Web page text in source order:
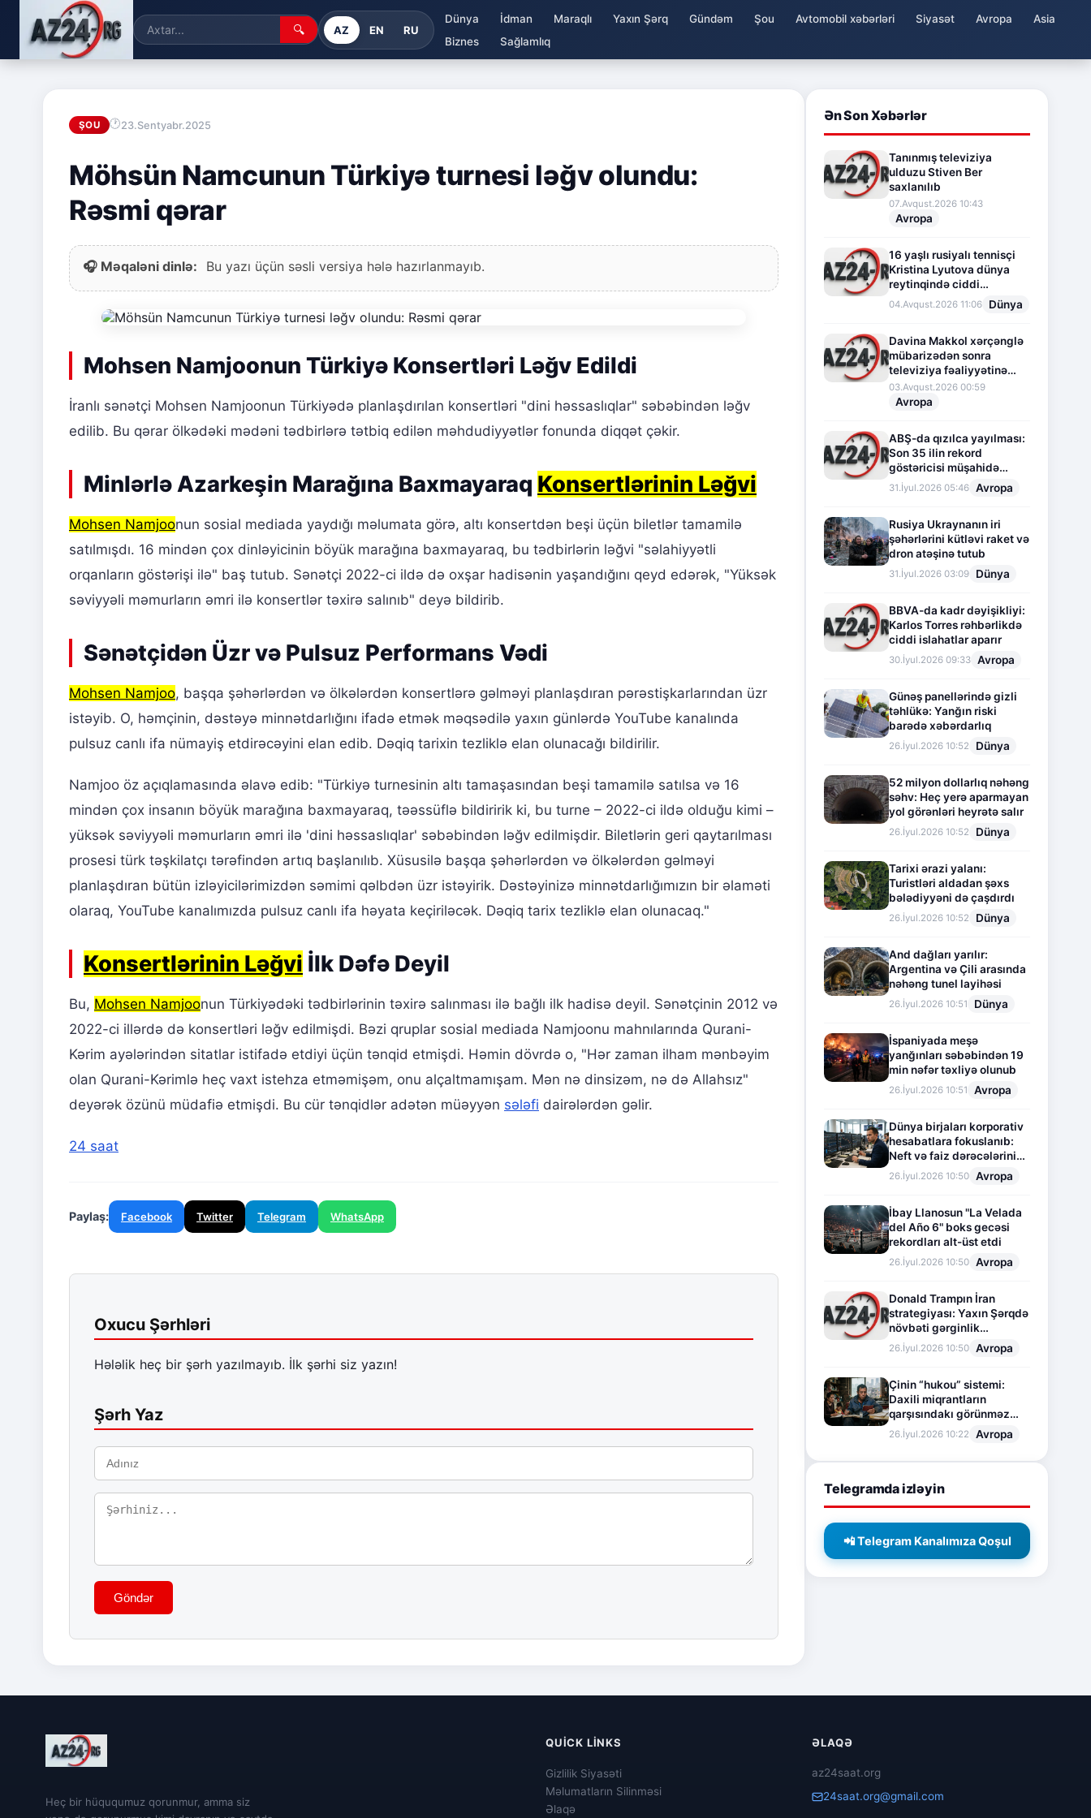
🔍 AZ EN RU
Dünya İdman Maraqlı Yaxın Şərq Gündəm Şou Avtomobil xəbərləri Siyasət Avropa
Asia
Biznes
Sağlamlıq
ŞOU 23.Sentyabr.2025
Möhsün Namcunun Türkiyə turnesi ləğv olundu:
Rəsmi qərar
🎧 Məqaləni dinlə: Bu yazı üçün səsli versiya hələ hazırlanmayıb.
Mohsen Namjoonun Türkiyə Konsertləri Ləğv Edildi
İranlı sənətçi Mohsen Namjoonun Türkiyədə planlaşdırılan konsertləri "dini həssaslıqlar" səbəbindən ləğv
edilib. Bu qərar ölkədəki mədəni tədbirlərə tətbiq edilən məhdudiyyətlər fonunda diqqət çəkir.
Minlərlə Azarkeşin Marağına Baxmayaraq Konsertlərinin Ləğvi
Mohsen Namjoonun sosial mediada yaydığı məlumata görə, altı konsertdən beşi üçün biletlər tamamilə
satılmışdı. 16 mindən çox dinləyicinin böyük marağına baxmayaraq, bu tədbirlərin ləğvi "səlahiyyətli
orqanların göstərişi ilə" baş tutub. Sənətçi 2022-ci ildə də oxşar hadisənin yaşandığını qeyd edərək, "Yüksək
səviyyəli məmurların əmri ilə konsertlər təxirə salınıb" deyə bildirib.
Sənətçidən Üzr və Pulsuz Performans Vədi
Mohsen Namjoo, başqa şəhərlərdən və ölkələrdən konsertlərə gəlməyi planlaşdıran pərəstişkarlarından üzr
istəyib. O, həmçinin, dəstəyə minnətdarlığını ifadə etmək məqsədilə yaxın günlərdə YouTube kanalında
pulsuz canlı ifa nümayiş etdirəcəyini elan edib. Dəqiq tarixin tezliklə elan olunacağı bildirilir.
Namjoo öz açıqlamasında əlavə edib: "Türkiyə turnesinin altı tamaşasından beşi tamamilə satılsa və 16
mindən çox insanın böyük marağına baxmayaraq, təəssüflə bildiririk ki, bu turne – 2022-ci ildə olduğu kimi –
yüksək səviyyəli məmurların əmri ilə 'dini həssaslıqlar' səbəbindən ləğv edilmişdir. Biletlərin geri qaytarılması
prosesi türk təşkilatçı tərəfindən artıq başlanılıb. Xüsusilə başqa şəhərlərdən və ölkələrdən gəlməyi
planlaşdıran bütün izləyicilərimizdən səmimi qəlbdən üzr istəyirik. Dəstəyinizə minnətdarlığımızın bir əlaməti
olaraq, YouTube kanalımızda pulsuz canlı ifa həyata keçiriləcək. Dəqiq tarix tezliklə elan olunacaq."
Konsertlərinin Ləğvi İlk Dəfə Deyil
Bu, Mohsen Namjoonun Türkiyədəki tədbirlərinin təxirə salınması ilə bağlı ilk hadisə deyil. Sənətçinin 2012 və
2022-ci illərdə də konsertləri ləğv edilmişdi. Bəzi qruplar sosial mediada Namjoonu mahnılarında Qurani-
Kərim ayələrindən sitatlar istifadə etdiyi üçün tənqid etmişdi. Həmin dövrdə o, "Hər zaman ilham mənbəyim
olan Qurani-Kərimlə heç vaxt istehza etməmişəm, onu alçaltmamışam. Mən nə dinsizəm, nə də Allahsız"
deyərək özünü müdafiə etmişdi. Bu cür tənqidlər adətən müəyyən sələfi dairələrdən gəlir.
24 saat
Paylaş: Facebook Twitter Telegram WhatsApp
Oxucu Şərhləri
Hələlik heç bir şərh yazılmayıb. İlk şərhi siz yazın!
Şərh Yaz
Göndər
Ən Son Xəbərlər
Tanınmış televiziya
ulduzu Stiven Ber
saxlanılıb
07.Avqust.2026 10:43
Avropa
16 yaşlı rusiyalı tennisçi
Kristina Lyutova dünya
reytinqində ciddi
irəliləyişə imza atdı
04.Avqust.2026 11:06 Dünya
Davina Makkol xərçənglə
mübarizədən sonra
televiziya fəaliyyətinə
fasilə verir
03.Avqust.2026 00:59
Avropa
ABŞ-da qızılca yayılması:
Son 35 ilin rekord
göstəricisi müşahidə
olunur
31.İyul.2026 05:46 Avropa
Rusiya Ukraynanın iri
şəhərlərini kütləvi raket və
dron atəşinə tutub
31.İyul.2026 03:09 Dünya
BBVA-da kadr dəyişikliyi:
Karlos Torres rəhbərlikdə
ciddi islahatlar aparır
30.İyul.2026 09:33 Avropa
Günəş panellərində gizli
təhlükə: Yanğın riski
barədə xəbərdarlıq
26.İyul.2026 10:52 Dünya
52 milyon dollarlıq nəhəng
səhv: Heç yerə aparmayan
yol görənləri heyrətə salır
26.İyul.2026 10:52 Dünya
Tarixi ərazi yalanı:
Turistləri aldadan şəxs
bələdiyyəni də çaşdırdı
26.İyul.2026 10:52 Dünya
And dağları yarılır:
Argentina və Çili arasında
nəhəng tunel layihəsi
26.İyul.2026 10:51 Dünya
İspaniyada meşə
yanğınları səbəbindən 19
min nəfər təxliyə olunub
26.İyul.2026 10:51 Avropa
Dünya birjaları korporativ
hesabatlara fokuslanıb:
Neft və faiz dərəcələrinin
təsiri altında cari vəziyyət
26.İyul.2026 10:50 Avropa
İbay Llanosun "La Velada
del Año 6" boks gecəsi
rekordları alt-üst etdi
26.İyul.2026 10:50 Avropa
Donald Trampın İran
strategiyası: Yaxın Şərqdə
növbəti gərginlik
mərhələsi
26.İyul.2026 10:50 Avropa
Çinin “hukou” sistemi:
Daxili miqrantların
qarşısındakı görünməz
sədd
26.İyul.2026 10:22 Avropa
Telegramda izləyin
📲 Telegram Kanalımıza Qoşul
Heç bir hüququmuz qorunmur, amma siz
QUICK LINKS
Gizlilik Siyasəti
Məlumatların Silinməsi
Əlaqə
ƏLAQƏ
az24saat.org
24saat.org@gmail.com